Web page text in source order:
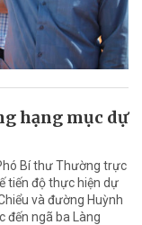
hạng mục dự
Bí thư Thường trực
tiến độ thực hiện dự
và đường Huỳnh
đến ngã ba Làng